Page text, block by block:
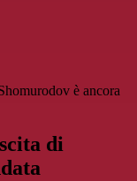
è ancora
di